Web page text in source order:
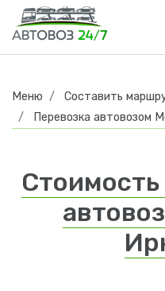
Меню
Составить
Перевозка автовозом
Стоимость